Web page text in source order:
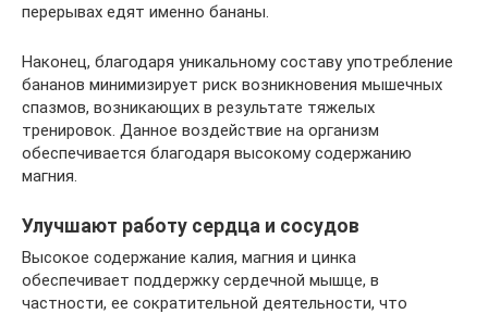
перерывах едят именно бананы.
Наконец, благодаря уникальному составу употребление
бананов минимизирует риск возникновения мышечных
спазмов, возникающих в результате тяжелых
тренировок. Данное воздействие на организм
обеспечивается благодаря высокому содержанию
магния.
Улучшают работу сердца и сосудов
Высокое содержание калия, магния и цинка
обеспечивает поддержку сердечной мышце, в
частности, ее сократительной деятельности, что